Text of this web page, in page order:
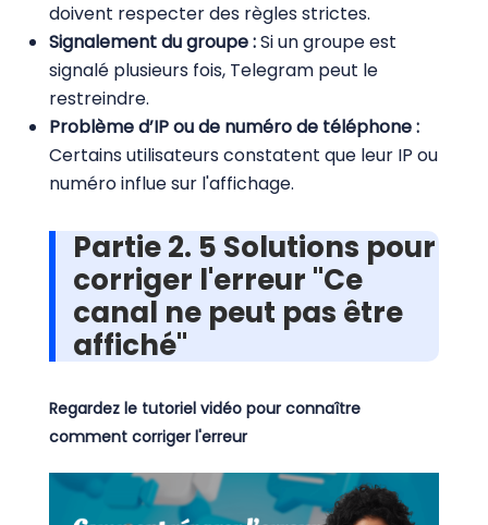
doivent respecter des règles strictes.
Signalement du groupe :Si un groupe est
signalé plusieurs fois, Telegram peut le
restreindre.
Problème d’IP ou de numéro de téléphone :
Certains utilisateurs constatent que leur IP ou
numéro influe sur l'affichage.
Partie 2. 5 Solutions pour
corriger l'erreur "Ce
canal ne peut pas être
affiché"
Regardez le tutoriel vidéo pour connaître
comment corriger l'erreur